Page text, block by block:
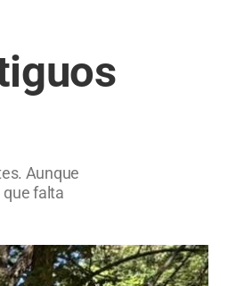
Aunque
que falta